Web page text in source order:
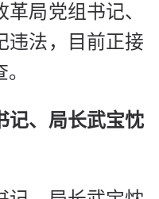
局党组书记、
违法，目前正接
记、局长武宝忱